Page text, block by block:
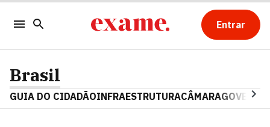
Entrar
Brasil
GUIA DO CIDADÃOINFRAESTRUTURACÂMARAGOVERNO